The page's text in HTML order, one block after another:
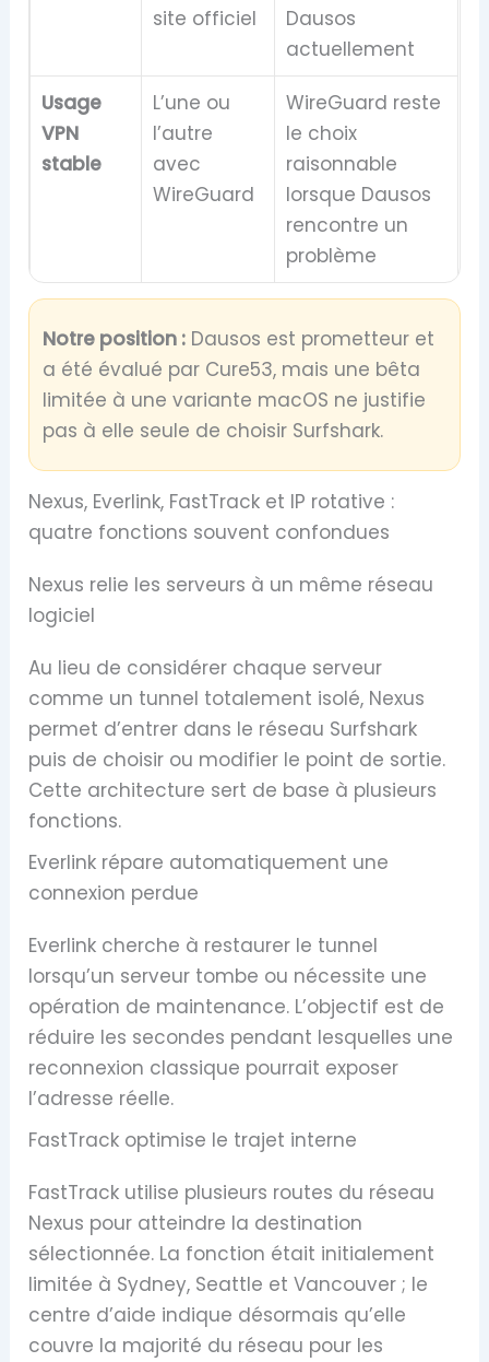
site officiel
Dausos
actuellement
Usage
VPN
stable
L’une ou
l’autre
avec
WireGuard
WireGuard reste
le choix
raisonnable
lorsque Dausos
rencontre un
problème
Notre position : Dausos est prometteur et
a été évalué par Cure53, mais une bêta
limitée à une variante macOS ne justifie
pas à elle seule de choisir Surfshark.
Nexus, Everlink, FastTrack et IP rotative :
quatre fonctions souvent confondues
Nexus relie les serveurs à un même réseau
logiciel
Au lieu de considérer chaque serveur
comme un tunnel totalement isolé, Nexus
permet d’entrer dans le réseau Surfshark
puis de choisir ou modifier le point de sortie.
Cette architecture sert de base à plusieurs
fonctions.
Everlink répare automatiquement une
connexion perdue
Everlink cherche à restaurer le tunnel
lorsqu’un serveur tombe ou nécessite une
opération de maintenance. L’objectif est de
réduire les secondes pendant lesquelles une
reconnexion classique pourrait exposer
l’adresse réelle.
FastTrack optimise le trajet interne
FastTrack utilise plusieurs routes du réseau
Nexus pour atteindre la destination
sélectionnée. La fonction était initialement
limitée à Sydney, Seattle et Vancouver ; le
centre d’aide indique désormais qu’elle
couvre la majorité du réseau pour les